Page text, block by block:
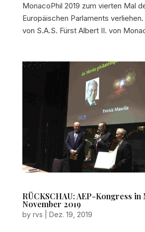
MonacoPhil 2019 zum vierten Mal
Europäischen Parlaments
von S.A.S. Fürst Albert II. von
RÜCKSCHAU: AEP-Kongress in
November 2019
by rvs Dez. 19, 2019